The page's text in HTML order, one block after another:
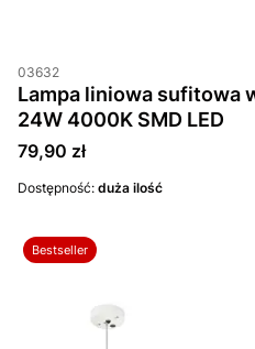
03632
Lampa liniowa sufitowa
24W 4000K SMD LED
Cena
79,90 zł
Dostępność: duża ilość
Bestseller